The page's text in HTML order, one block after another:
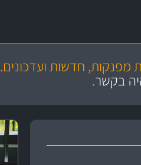
מחלקת המסננים שלנו עשירה וכוללת מסננים מקוריים ומסננים של MANN ו- MAHLE
מפנקות, חדשות ועדכונים.
בקשר.